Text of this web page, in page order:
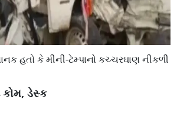
હતો કે મીની-ટેમ્પાનો કચ્ચરઘાણ નીકળી
કોમ, ડેસ્ક